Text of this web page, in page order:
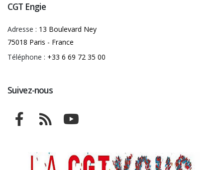
CGT Engie
Adresse : 13 Boulevard Ney
75018 Paris - France
Téléphone : +33 6 69 72 35 00
Suivez-nous